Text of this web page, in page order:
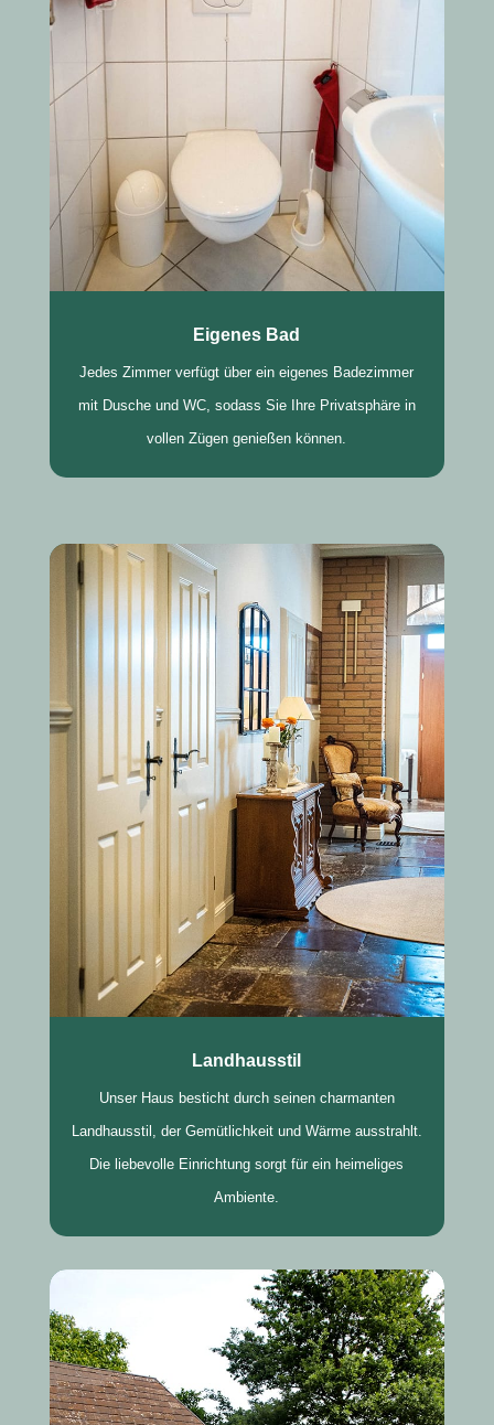
Eigenes Bad
Jedes Zimmer verfügt über ein eigenes Badezimmer
mit Dusche und WC, sodass Sie Ihre Privatsphäre in
vollen Zügen genießen können.
Landhausstil
Unser Haus besticht durch seinen charmanten
Landhausstil, der Gemütlichkeit und Wärme ausstrahlt.
Die liebevolle Einrichtung sorgt für ein heimeliges
Ambiente.